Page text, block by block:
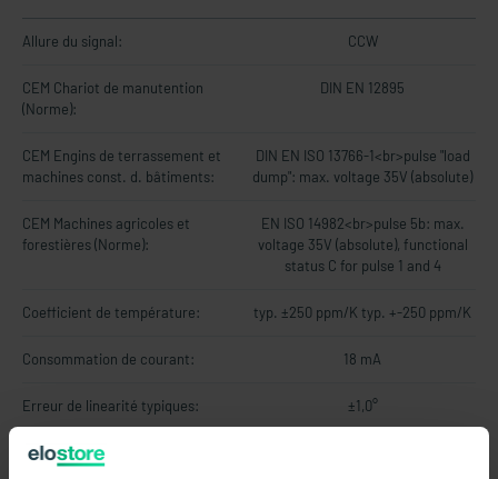
Allure du signal: CCW
CEM Chariot de manutention
(Norme):
DIN EN 12895
CEM Engins de terrassement et
machines const. d. bâtiments:
DIN EN ISO 13766-1<br>pulse "load
dump": max. voltage 35V (absolute)
CEM Machines agricoles et
forestières (Norme):
EN ISO 14982<br>pulse 5b: max.
voltage 35V (absolute), functional
status C for pulse 1 and 4
Coefficient de température: typ. ±250 ppm/K typ. +-250 ppm/K
Consommation de courant: 18 mA
Erreur de linearité typiques: ±1,0°
MTTF: